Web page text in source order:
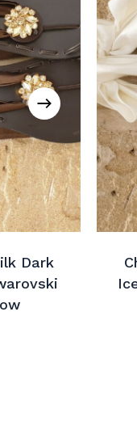
Dark